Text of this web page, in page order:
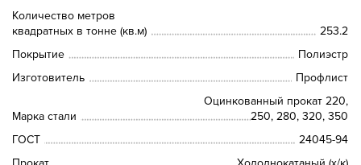
Количество метров
квадратных в тонне (кв.м)
253.2
Покрытие
Полиэстр
Изготовитель
Профлист
Марка стали
Оцинкованный прокат 220,
250, 280, 320, 350
ГОСТ
24045-94